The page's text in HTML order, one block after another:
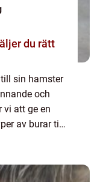
sin hamster
och
vi att ge en
av burar till